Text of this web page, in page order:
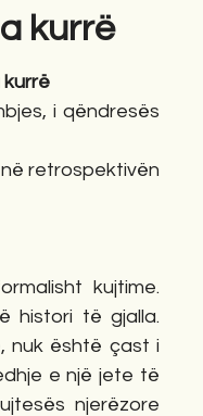
kurrë
kurrë
i qëndresës
retrospektivën
kujtime.
histori të gjalla.
nuk është çast i
e një jete të
njerëzore